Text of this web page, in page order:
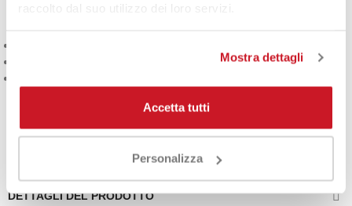
raccolto dal suo utilizzo dei loro servizi.
Mostra dettagli
Accetta tutti
Personalizza
Compatta ma capiente, laHEAD Base S
resistente e leggeraper l’uso quotidiano.
DETTAGLI DEL PRODOTTO